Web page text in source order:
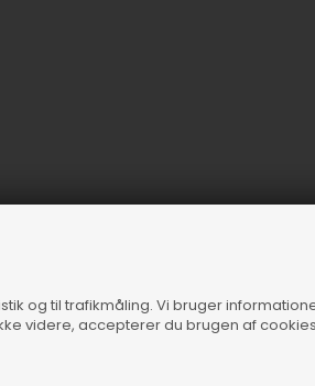
og til trafikmåling. Vi bruger
videre, accepterer du brugen af